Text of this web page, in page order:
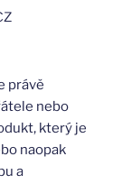
právě
nebo
který je
naopak
a